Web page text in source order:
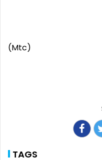
(Mtc)
TAGS